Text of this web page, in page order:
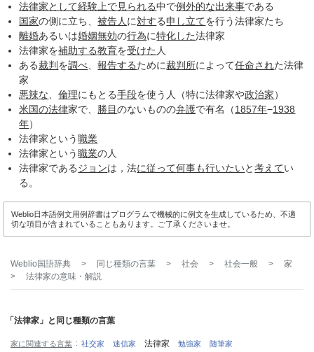
法律家として経験 上で見られる中で例外的な出来事である
国家の側に立ち、被告人 に対する申し立てを行う法律家たち
離婚あるいは婚姻無効の行為に特化した法律家
法律家を補助する教育を受けた 人
ある裁判 を調べ 、報告するために裁判所によって任命された法律
家
悪辣な 、倫理にもとる手段を使う人（特に法律家や政治家）
米国の法律家で、 勝目のないものの弁護で有名（1857年−1938
年）
法律家という職業
法律家という職業の人
法律家であるジョンは，法に従って何事も行いたいと考えてい
る。
Weblio日本語例文用例辞書はプログラムで機械的に例文を生成しているため、不適
切な項目が含まれていることもあります。ご了承くださいませ。
Weblio国語辞典 > 同じ種類の言葉 > 社会 > 社会一般 >
家
>
法律家の意味・解説
「法律家」と同じ種類の言葉
家に関連する言葉 社交家 迷信家 法律家 勉強家 随筆家